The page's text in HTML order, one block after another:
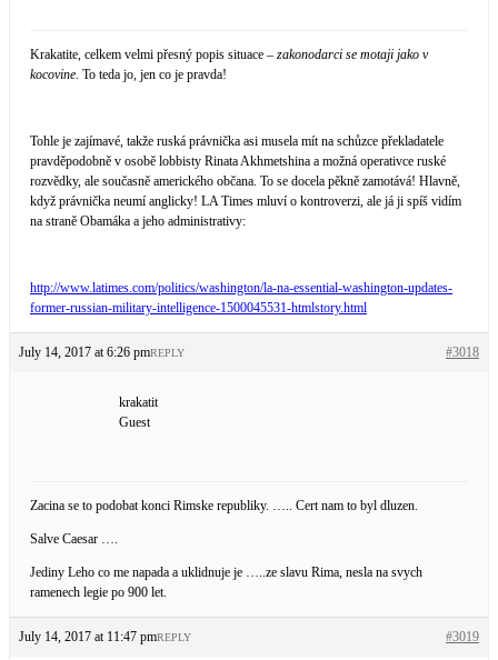
Krakatite, celkem velmi přesný popis situace – zakonodarci se motaji jako v
kocovine . To teda jo, jen co je pravda!
Tohle je zajímavé, takže ruská právnička asi musela mít na schůzce překladatele
pravděpodobně v osobě lobbisty Rinata Akhmetshina a možná operativce ruské
rozvědky, ale současně amerického občana. To se docela pěkně zamotává! Hlavně,
když právnička neumí anglicky! LA Times mluví o kontroverzi, ale já ji spíš vidím
na straně Obamáka a jeho administrativy:
http://www.latimes.com/politics/washington/la-na-essential-washington-updates-
former-russian-military-intelligence-1500045531-htmlstory.html
July 14, 2017 at 6:26 pm #3018
REPLY
krakatit
Guest
Zacina se to podobat konci Rimske republiky. ….. Cert nam to byl dluzen.
Salve Caesar ….
Jediny Leho co me napada a uklidnuje je …..ze slavu Rima, nesla na svych
ramenech legie po 900 let.
July 14, 2017 at 11:47 pm #3019
REPLY